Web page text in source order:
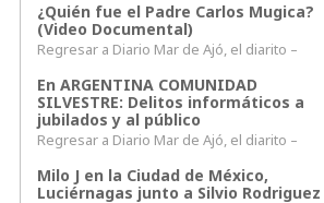
¿Quién fue el Padre Carlos Mugica?
(Video Documental)
Regresar a Diario Mar de Ajó, el diarito –
En ARGENTINA COMUNIDAD
SILVESTRE: Delitos informáticos a
jubilados y al público
Regresar a Diario Mar de Ajó, el diarito –
Milo J en la Ciudad de México,
Luciérnagas junto a Silvio Rodriguez